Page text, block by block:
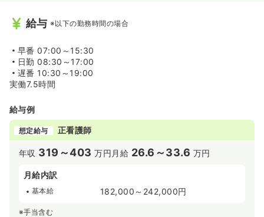
給与 ※以下の勤務時間の場合
早番 07:00～15:30
日勤 08:30～17:00
遅番 10:30～19:00
実働7.5時間
給与例
想定給与 正看護師
年収 319～403 万円 月給 26.6～33.6 万円
月給内訳
基本給 182,000～242,000円
※手当含む